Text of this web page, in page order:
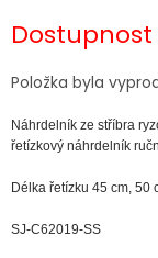
cena:
Položka byla
Náhrdelník ze stříbra
řetízkový náhrdelník
Délka řetízku 45 cm, 50
SJ-C62019-SS